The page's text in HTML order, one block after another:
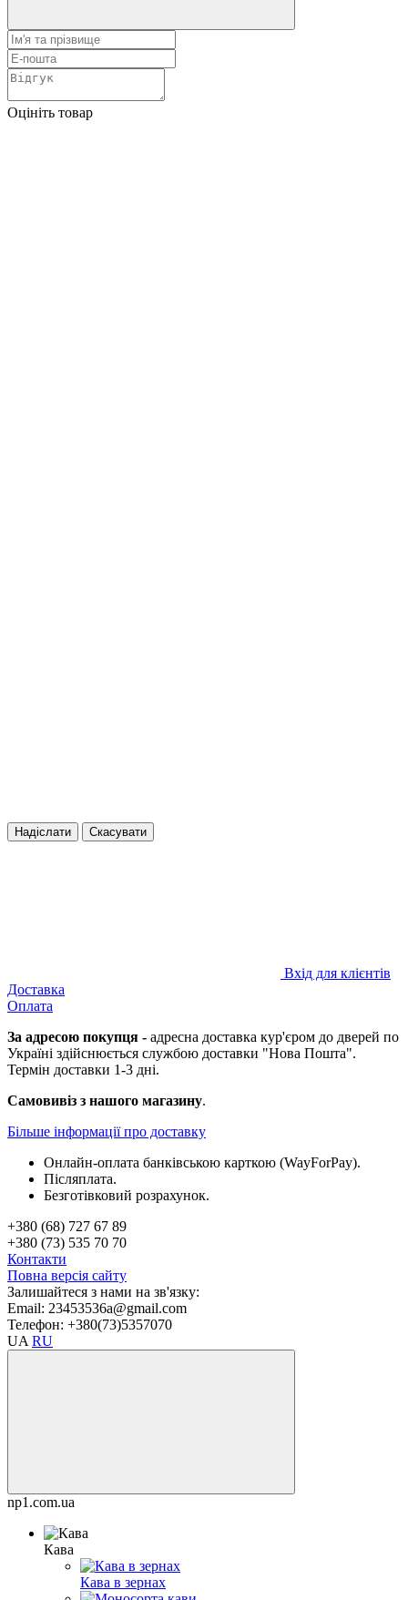
Оцініть товар
Надіслати Скасувати
Вхід для клієнтів
Доставка
Оплата
За адресою покупця - адресна доставка кур'єром до дверей по
Україні здійснюється службою доставки "Нова Пошта".
Термін доставки 1-3 дні.
Самовивіз з нашого магазину.
Більше інформації про доставку
Онлайн-оплата банківською карткою (WayForPay).
Післяплата.
Безготівковий розрахунок.
+380 (68) 727 67 89
+380 (73) 535 70 70
Контакти
Повна версія сайту
Залишайтеся з нами на зв'язку:
Email: 23453536a@gmail.com
Телефон: +380(73)5357070
UA RU
np1.com.ua
Кава
Кава в зернах